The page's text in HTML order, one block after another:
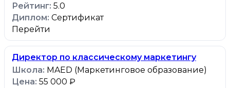
5.0
Сертификат
Перейти
Директор по классическому маркетингу
MAED (Маркетинговое образование)
55 000 ₽